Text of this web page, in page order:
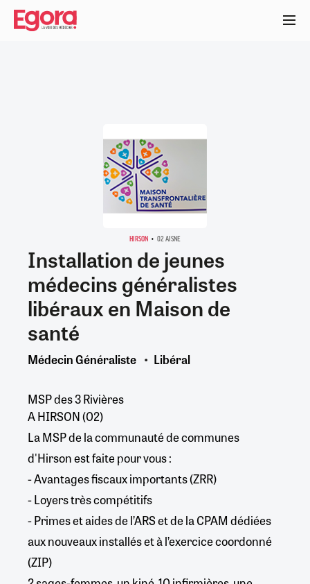
Aller
contenu
HIRSON 02 AISNE
Installation de jeunes
médecins généralistes
libéraux en Maison de
santé
Médecin Généraliste Libéral
MSP des 3 Rivières
A HIRSON (02)
La MSP de la communauté de communes
d'Hirson est faite pour vous :
- Avantages fiscaux importants (ZRR)
- Loyers très compétitifs
- Primes et aides de l’ARS et de la CPAM dédiées
aux nouveaux installés et à l’exercice coordonné
(ZIP)